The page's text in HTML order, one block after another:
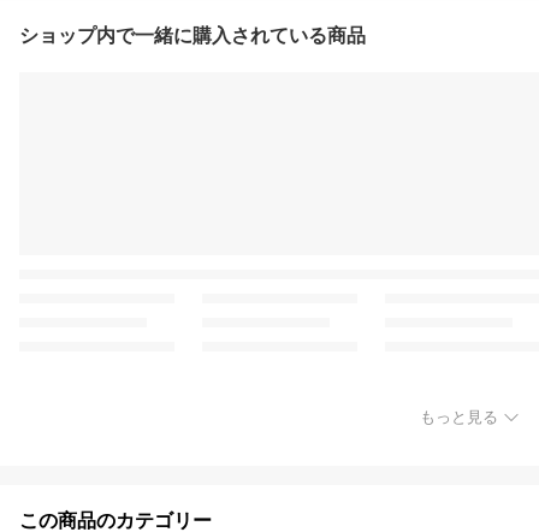
ショップ内で一緒に購入されている商品
もっと見る
この商品のカテゴリー